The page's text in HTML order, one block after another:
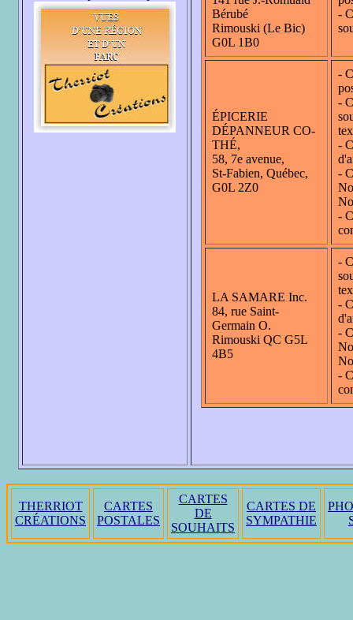
Bérubé
Rimouski (Le Bic)
G0L 1B0
-
ÉPICERIE
DÉPANNEUR CO-
THÉ,
58, 7e avenue,
St-Fabien, Québec,
G0L 2Z0
-
-
-
-
-
LA SAMARE Inc.
84, rue Saint-
Germain O.
Rimouski QC G5L
4B5
-
-
-
-
THERRIOT
CRÉATIONS
CARTES
POSTALES
CARTES
DE
SOUHAITS
CARTES DE
SYMPATHIE